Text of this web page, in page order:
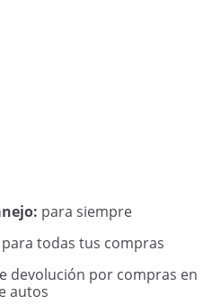
para siempre
para todas tus compras
devolución por compras en
autos